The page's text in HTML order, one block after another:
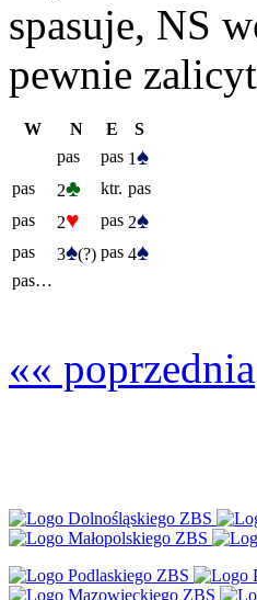
spasuje, NS
pewnie
W N E
S
pas
pas 1♠
pas 2♣ ktr. pas
pas
2♥ pas 2♠
pas 3♠(?) pas 4♠
pas…
«« poprzednia